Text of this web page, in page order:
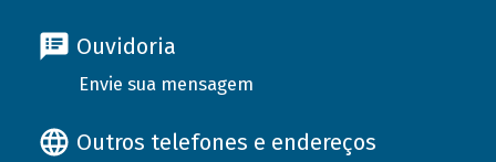
Ouvidoria
Envie sua mensagem
Outros telefones e endereços